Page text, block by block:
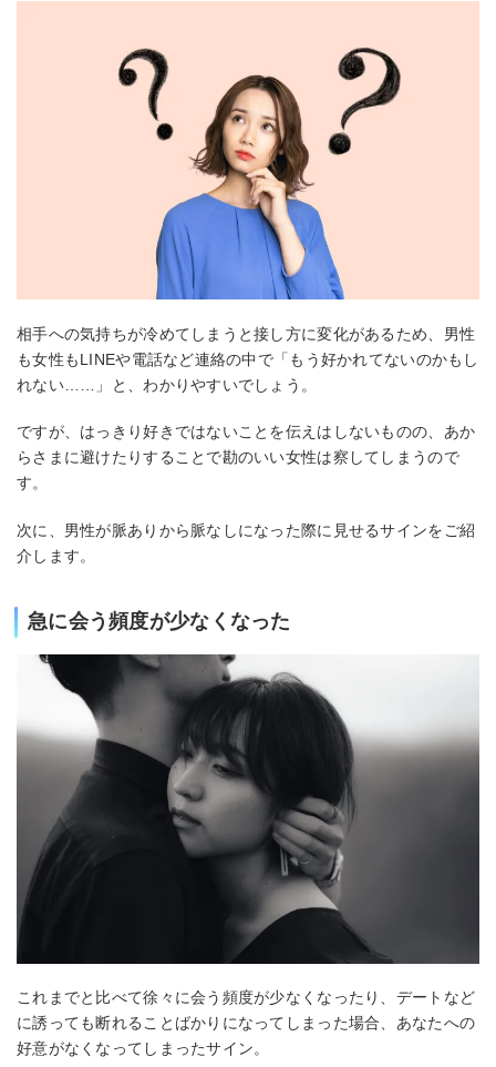
相手への気持ちが冷めてしまうと接し方に変化があるため、男性
も女性もLINEや電話など連絡の中で「もう好かれてないのかもし
れない……」と、わかりやすいでしょう。
ですが、はっきり好きではないことを伝えはしないものの、あか
らさまに避けたりすることで勘のいい女性は察してしまうので
す。
次に、男性が脈ありから脈なしになった際に見せるサインをご紹
介します。
急に会う頻度が少なくなった
これまでと比べて徐々に会う頻度が少なくなったり、デートなど
に誘っても断れることばかりになってしまった場合、あなたへの
好意がなくなってしまったサイン。